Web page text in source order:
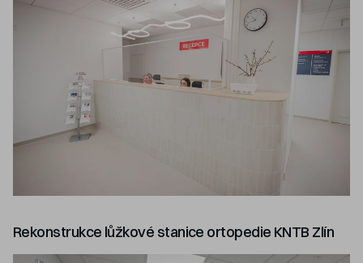
Rekonstrukce lůžkové stanice ortopedie KNTB Zlín